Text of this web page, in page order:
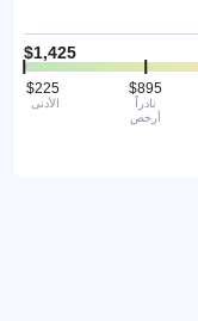
الأدنى
نادراً
أرخص